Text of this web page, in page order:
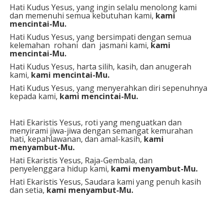
Hati Kudus Yesus, yang ingin selalu menolong kami
dan memenuhi semua kebutuhan kami, kami
mencintai-Mu.
Hati Kudus Yesus, yang bersimpati dengan semua
kelemahan rohani dan jasmani kami, kami
mencintai-Mu.
Hati Kudus Yesus, harta silih, kasih, dan anugerah
kami, kami mencintai-Mu.
Hati Kudus Yesus, yang menyerahkan diri sepenuhnya
kepada kami, kami mencintai-Mu.
Hati Ekaristis Yesus, roti yang menguatkan dan
menyirami jiwa-jiwa dengan semangat kemurahan
hati, kepahlawanan, dan amal-kasih, kami
menyambut-Mu.
Hati Ekaristis Yesus, Raja-Gembala, dan
penyelenggara hidup kami, kami menyambut-Mu.
Hati Ekaristis Yesus, Saudara kami yang penuh kasih
dan setia, kami menyambut-Mu.